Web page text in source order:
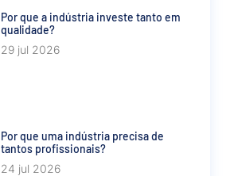
Por que a indústria investe tanto em
qualidade?
29 jul 2026
Por que uma indústria precisa de
tantos profissionais?
24 jul 2026